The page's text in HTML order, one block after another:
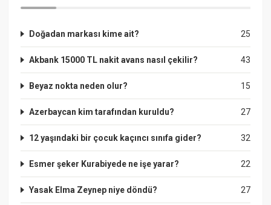
25
Doğadan markası kime ait?
43
Akbank 15000 TL nakit avans nasıl çekilir?
15
Beyaz nokta neden olur?
27
Azerbaycan kim tarafından kuruldu?
32
12 yaşındaki bir çocuk kaçıncı sınıfa gider?
22
Esmer şeker Kurabiyede ne işe yarar?
27
Yasak Elma Zeynep niye döndü?